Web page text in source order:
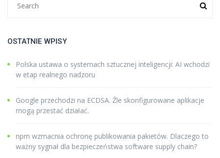
OSTATNIE WPISY
Polska ustawa o systemach sztucznej inteligencji: AI wchodzi
w etap realnego nadzoru
Google przechodzi na ECDSA. Źle skonfigurowane aplikacje
mogą przestać działać.
npm wzmacnia ochronę publikowania pakietów. Dlaczego to
ważny sygnał dla bezpieczeństwa software supply chain?